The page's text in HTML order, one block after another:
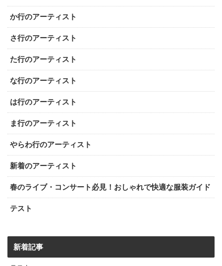
か行のアーティスト
さ行のアーティスト
た行のアーティスト
な行のアーティスト
は行のアーティスト
ま行のアーティスト
やらわ行のアーティスト
新着のアーティスト
春のライブ・コンサート必見！おしゃれで快適な服装ガイド
テスト